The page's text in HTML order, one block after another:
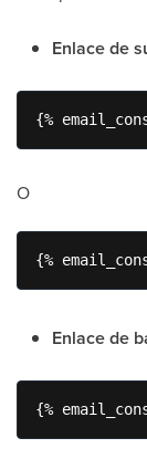
Enlace de
{%
O
{%
Enlace de
{%